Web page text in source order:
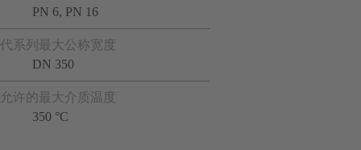
PN 6, PN 16
代系列最大公称宽度
DN 350
允许的最大介质温度
350 °C